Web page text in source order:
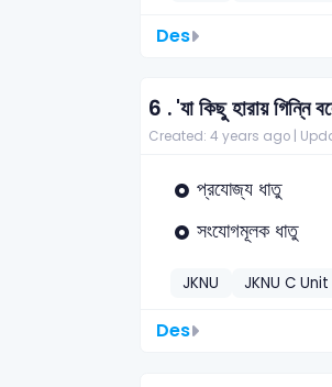
Des
6 .'যা কিছু হারায় গিন্নি
Created: 4 years ago |
প্রযোজ্য ধাতু
সংযোগমূলক ধাতু
JKNU JKNU C Unit
Des